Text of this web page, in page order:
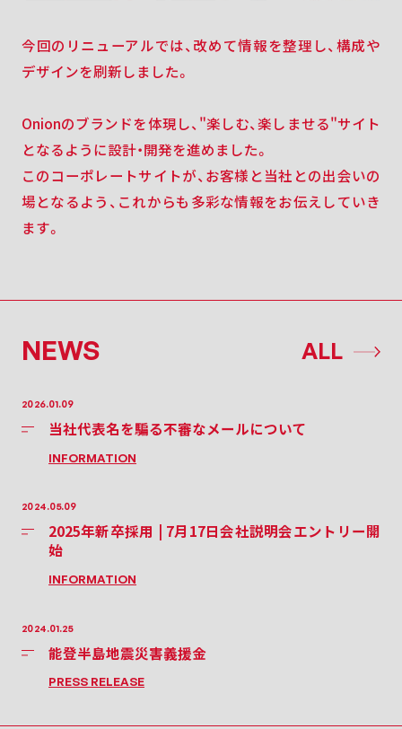
今回のリニューアルでは、改めて情報を整理し、構成や
デザインを刷新しました。
Onionのブランドを体現し、"楽しむ、楽しませる"サイト
となるように設計・開発を進めました。
このコーポレートサイトが、お客様と当社との出会いの
場となるよう、これからも多彩な情報をお伝えしていき
ます。
NEWS ALL
2026.01.09
当社代表名を騙る不審なメールについて
INFORMATION
2024.05.09
2025年新卒採用 | 7月17日会社説明会エントリー開
始
INFORMATION
2024.01.25
能登半島地震災害義援金
PRESS RELEASE